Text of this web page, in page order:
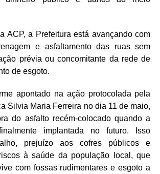
ACP, a Prefeitura está avançando com
e asfaltamento das ruas sem
prévia ou concomitante da rede de
de esgoto.
apontado na ação protocolada pela
Silvia Maria Ferreira no dia 11 de maio,
do asfalto recém-colocado quando a
implantada no futuro. Isso
prejuízo aos cofres públicos e
à saúde da população local, que
com fossas rudimentares e esgoto a